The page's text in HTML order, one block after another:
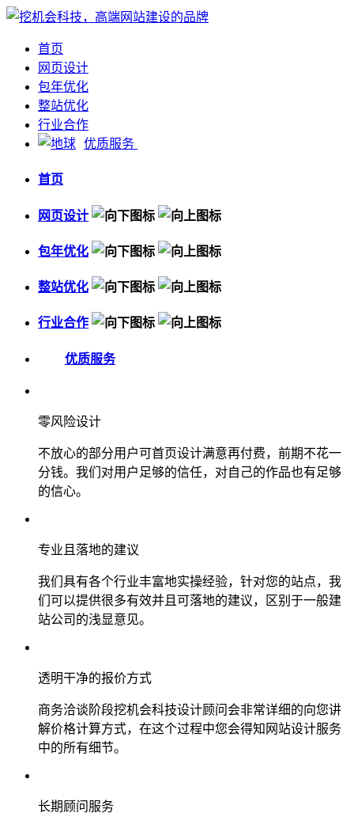
首页
网页设计
包年优化
整站优化
行业合作
优质服务
首页
网页设计
包年优化
整站优化
行业合作
优质服务
零风险设计
不放心的部分用户可首页设计满意再付费，前期不花一
分钱。我们对用户足够的信任，对自己的作品也有足够
的信心。
专业且落地的建议
我们具有各个行业丰富地实操经验，针对您的站点，我
们可以提供很多有效并且可落地的建议，区别于一般建
站公司的浅显意见。
透明干净的报价方式
商务洽谈阶段挖机会科技设计顾问会非常详细的向您讲
解价格计算方式，在这个过程中您会得知网站设计服务
中的所有细节。
长期顾问服务